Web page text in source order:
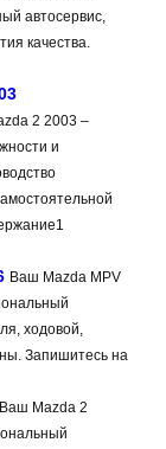
автосервис,
качества.
2 2003 –
и
Ваш Mazda MPV
ходовой,
Запишитесь на
Ваш Mazda 2